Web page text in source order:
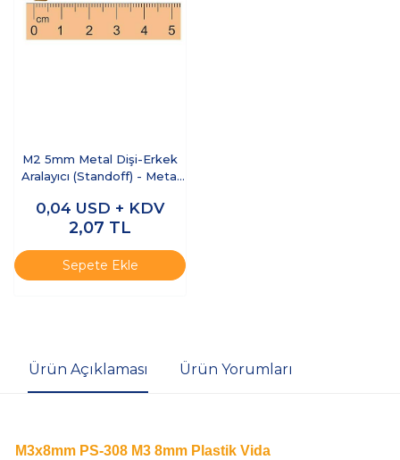
M2 5mm Metal Dişi-Erkek
Aralayıcı (Standoff) - Metal
0,04 USD + KDV
2,07 TL
Sepete Ekle
Ürün Açıklaması Ürün Yorumları
M3x8mm PS-308 M3 8mm Plastik Vida